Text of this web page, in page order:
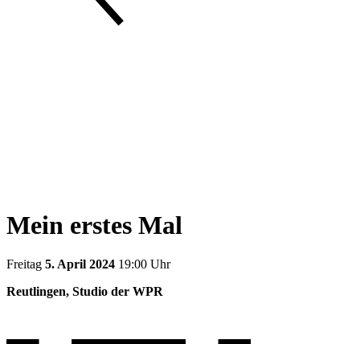
Mein erstes Mal
Freitag 5. April 2024 19:00 Uhr
Reutlingen, Studio der WPR